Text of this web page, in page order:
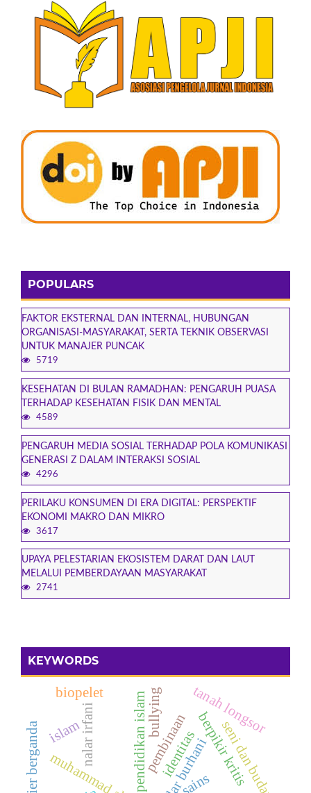
POPULARS
FAKTOR EKSTERNAL DAN INTERNAL, HUBUNGAN
ORGANISASI-MASYARAKAT, SERTA TEKNIK OBSERVASI
UNTUK MANAJER PUNCAK
5719
KESEHATAN DI BULAN RAMADHAN: PENGARUH PUASA
TERHADAP KESEHATAN FISIK DAN MENTAL
4589
PENGARUH MEDIA SOSIAL TERHADAP POLA KOMUNIKASI
GENERASI Z DALAM INTERAKSI SOSIAL
4296
PERILAKU KONSUMEN DI ERA DIGITAL: PERSPEKTIF
EKONOMI MAKRO DAN MIKRO
3617
UPAYA PELESTARIAN EKOSISTEM DARAT DAN LAUT
MELALUI PEMBERDAYAAN MASYARAKAT
2741
KEYWORDS
pendidikan islam
nalar irfani
nalar burhaniberpikir kritis
tanah longsor
pembinaan seni dan budaya
identitas
bullying
biopelet
islam
sains